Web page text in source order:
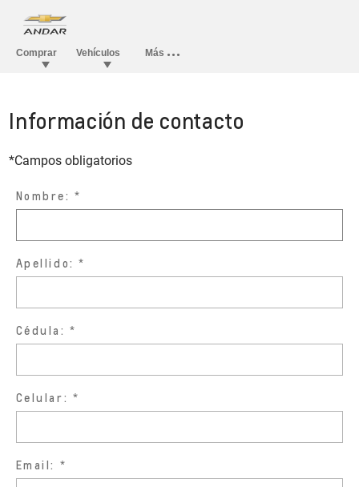
Información de contacto
*Campos obligatorios
Nombre:
Apellido:
Cédula:
Celular:
Email: